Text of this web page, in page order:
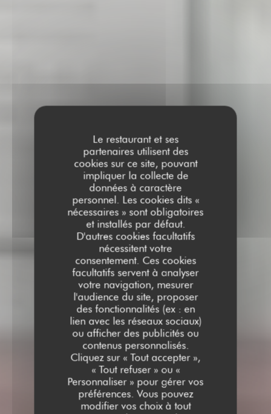
Le restaurant et ses
partenaires utilisent des
cookies sur ce site, pouvant
impliquer la collecte de
données à caractère
personnel. Les cookies dits «
nécessaires » sont obligatoires
et installés par défaut.
D'autres cookies facultatifs
nécessitent votre
consentement. Ces cookies
facultatifs servent à analyser
votre navigation, mesurer
l'audience du site, proposer
des fonctionnalités (ex : en
lien avec les réseaux sociaux)
ou afficher des publicités ou
contenus personnalisés.
Cliquez sur « Tout accepter »,
« Tout refuser » ou «
Personnaliser » pour gérer vos
préférences. Vous pouvez
modifier vos choix à tout